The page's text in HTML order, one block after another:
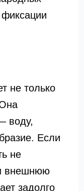
не только
воду,
Если
не
внешнюю
задолго